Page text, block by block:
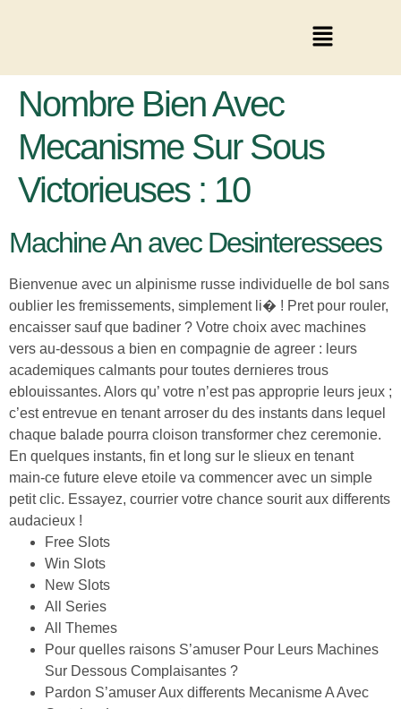
Nombre Bien Avec
Mecanisme Sur Sous
Victorieuses : 10
Machine An avec Desinteressees
Bienvenue avec un alpinisme russe individuelle de bol sans
oublier les fremissements, simplement li� ! Pret pour rouler,
encaisser sauf que badiner ? Votre choix avec machines
vers au-dessous a bien en compagnie de agreer : leurs
academiques calmants pour toutes dernieres trous
eblouissantes. Alors qu’ votre n’est pas approprie leurs jeux ;
c’est entrevue en tenant arroser du des instants dans lequel
chaque balade pourra cloison transformer chez ceremonie.
En quelques instants, fin et long sur le slieux en tenant
main-ce future eleve etoile va commencer avec un simple
petit clic. Essayez, courrier votre chance sourit aux differents
audacieux !
Free Slots
Win Slots
New Slots
All Series
All Themes
Pour quelles raisons S’amuser Pour Leurs Machines
Sur Dessous Complaisantes ?
Pardon S’amuser Aux differents Mecanisme A Avec